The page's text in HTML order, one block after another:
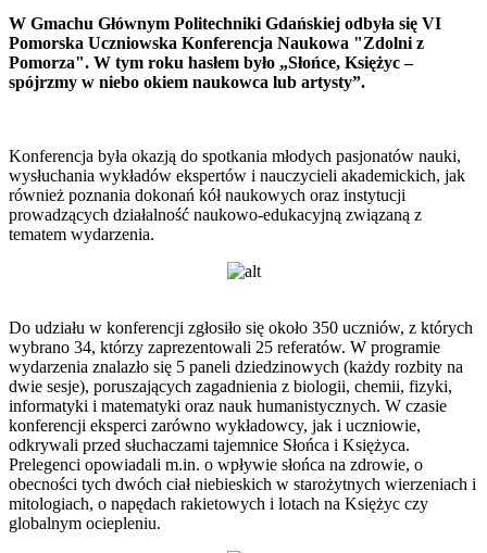
W Gmachu Głównym Politechniki Gdańskiej odbyła się VI
Pomorska Uczniowska Konferencja Naukowa "Zdolni z
Pomorza". W tym roku hasłem było „Słońce, Księżyc –
spójrzmy w niebo okiem naukowca lub artysty”.
Konferencja była okazją do spotkania młodych pasjonatów nauki,
wysłuchania wykładów ekspertów i nauczycieli akademickich, jak
również poznania dokonań kół naukowych oraz instytucji
prowadzących działalność naukowo-edukacyjną związaną z
tematem wydarzenia.
Do udziału w konferencji zgłosiło się około 350 uczniów, z których
wybrano 34, którzy zaprezentowali 25 referatów. W programie
wydarzenia znalazło się 5 paneli dziedzinowych (każdy rozbity na
dwie sesje), poruszających zagadnienia z biologii, chemii, fizyki,
informatyki i matematyki oraz nauk humanistycznych. W czasie
konferencji eksperci zarówno wykładowcy, jak i uczniowie,
odkrywali przed słuchaczami tajemnice Słońca i Księżyca.
Prelegenci opowiadali m.in. o wpływie słońca na zdrowie, o
obecności tych dwóch ciał niebieskich w starożytnych wierzeniach i
mitologiach, o napędach rakietowych i lotach na Księżyc czy
globalnym ociepleniu.